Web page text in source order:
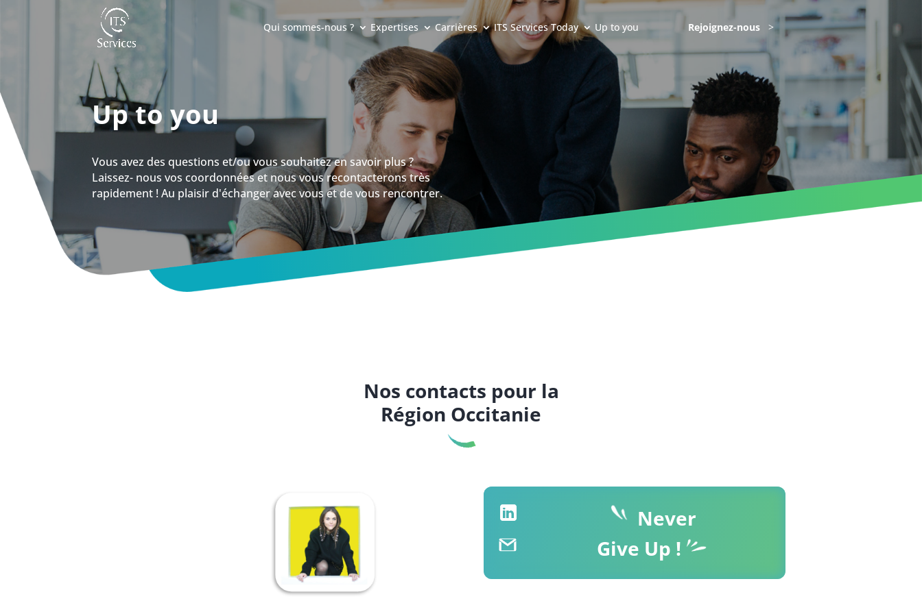
Qui sommes-nous ? Expertises Carrières ITS Services Today Up to you Rejoignez-nous
Up to you
Vous avez des questions et/ou vous souhaitez en savoir plus ?
Laissez- nous vos coordonnées et nous vous recontacterons très
rapidement ! Au plaisir d'échanger avec vous et de vous rencontrer.
Nos contacts pour la
Région Occitanie
Never
Give Up !